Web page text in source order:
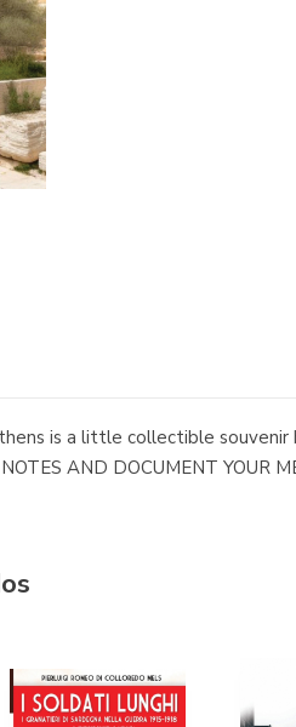
is a little collectible
AND DOCUMENT